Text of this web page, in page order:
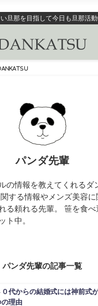
旦那を目指して今日も旦那活
パンダ先輩
の情報を教えてくれるダ
する情報やメンズ美容に
る頼れる先輩。 笹を食べ
ト中。
パンダ先輩の記事一覧
０代からの結婚式には神前式
の理由